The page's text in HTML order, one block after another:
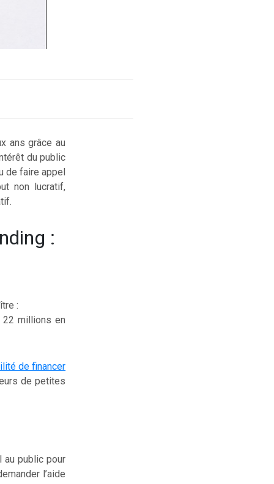
ans grâce au
du public
de faire appel
non lucratif,
:
:
22 millions en
de financer
de petites
au public pour
l’aide